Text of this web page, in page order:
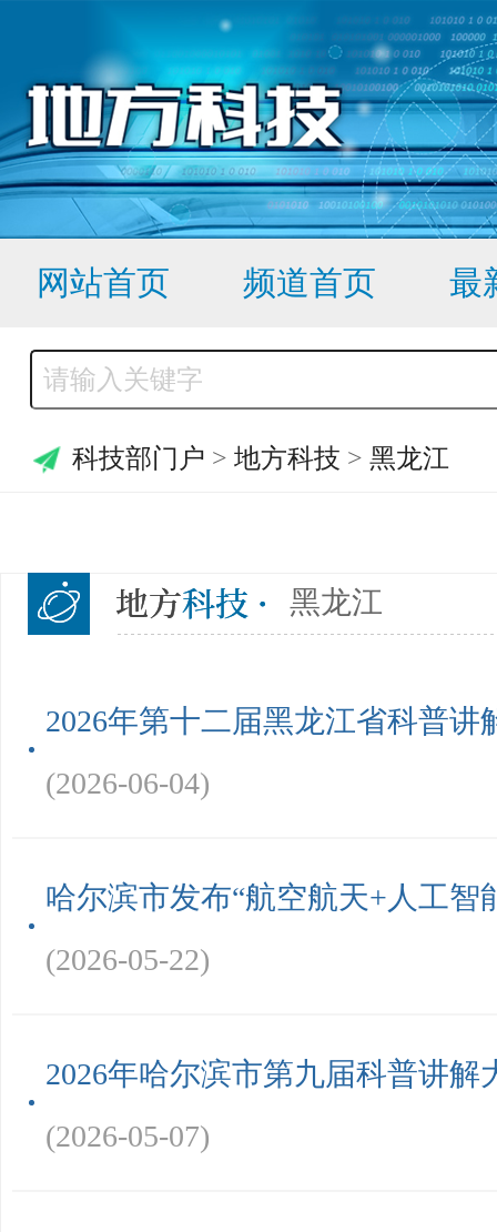
网站首页 频道首页 最
科技部门户 > 地方科技 > 黑龙江
黑龙江
2026年第十二届黑龙江省科普讲
(2026-06-04)
哈尔滨市发布“航空航天+人工智
(2026-05-22)
2026年哈尔滨市第九届科普讲解
(2026-05-07)